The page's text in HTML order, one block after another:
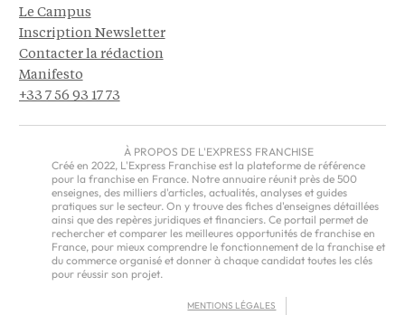
Le Campus
Inscription Newsletter
Contacter la rédaction
Manifesto
+33 7 56 93 17 73
À PROPOS DE L'EXPRESS FRANCHISE
Créé en 2022, L'Express Franchise est la plateforme de référence
pour la franchise en France. Notre annuaire réunit près de 500
enseignes, des milliers d'articles, actualités, analyses et guides
pratiques sur le secteur. On y trouve des fiches d'enseignes détaillées
ainsi que des repères juridiques et financiers. Ce portail permet de
rechercher et comparer les meilleures opportunités de franchise en
France, pour mieux comprendre le fonctionnement de la franchise et
du commerce organisé et donner à chaque candidat toutes les clés
pour réussir son projet.
MENTIONS LÉGALES